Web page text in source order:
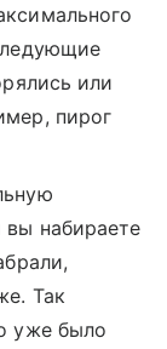
или
пирог
набираете
Так
уже было